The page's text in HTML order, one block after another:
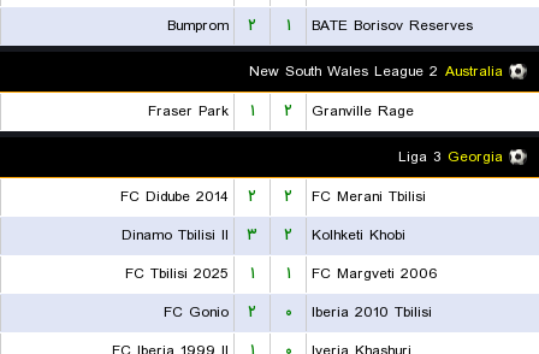
BATE Borisov Reserves
۱ ۲
Bumprom
Australia
New South Wales League 2
Granville Rage
۲ ۱
Fraser Park
Georgia
Liga 3
FC Merani Tbilisi
۲ ۲
FC Didube 2014
Kolhketi Khobi
۲ ۳
Dinamo Tbilisi II
FC Margveti 2006
۱ ۱
FC Tbilisi 2025
Iberia 2010 Tbilisi
۰ ۲
FC Gonio